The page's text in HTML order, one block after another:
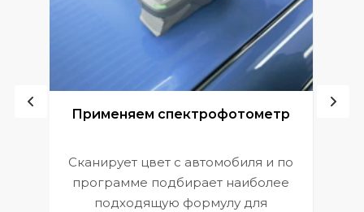
Применяем спектрофотометр
Сканирует цвет с автомобиля и по
программе подбирает наиболее
подходящую формулу для